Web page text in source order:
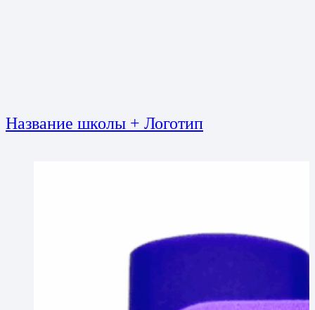
Название школы + Логотип